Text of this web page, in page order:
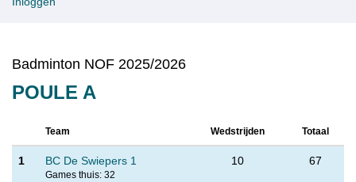
Badminton NOF 2025/2026
POULE A
Team Wedstrijden Totaal
1 BC De Swiepers 1
Games thuis: 32
10 67